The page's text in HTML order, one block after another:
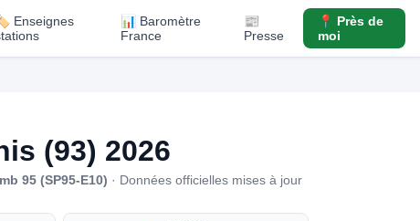
Enseignes
📊 Baromètre
France
📰
Presse
📍 Près de
moi
(93) 2026
95 (SP95-E10) · Données officielles mises à jour